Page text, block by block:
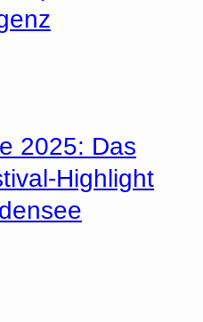
2025: Das
Highlight